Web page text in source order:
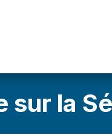
sur la